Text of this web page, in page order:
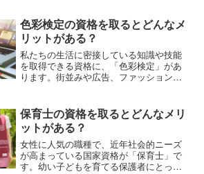
こと、資格取得に必要なこと、受験資格
などについて解説します。
色彩検定の資格を取るとどんなメ
リットがある？
私たちの生活に密接している知識や技能
を取得できる資格に、「色彩検定」があ
ります。街並みや広告、ファッションな
定を通して分類などの理論、色彩の調和
などを習得するのがおすすめです。この
記事では色彩検定について級の違い、役
立つ職種などを紹介します。
保育士の資格を取るとどんなメリ
ットがある？
女性に人気の職種で、近年社会的ニーズ
が高まっている国家資格が「保育士」で
す。幼い子どもを育てる保護者にとって